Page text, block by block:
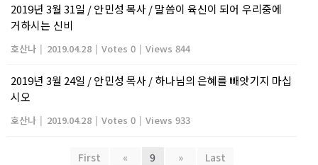
2019년 3월 31일 / 안민성 목사 / 말씀이 육신이 되어 우리중에
거하시는 신비
호산나 | 2019.04.28 | Votes 0 | Views 844
2019년 3월 24일 / 안민성 목사 / 하나님의 은혜를 빼앗기지 마십
시오
호산나 | 2019.04.28 | Votes 0 | Views 933
First « 9 » Last